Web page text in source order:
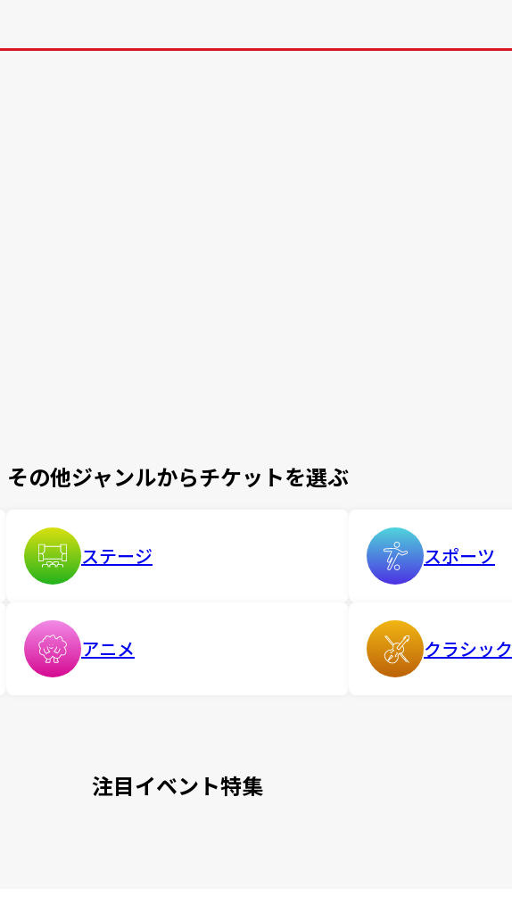
その他ジャンルからチケットを選ぶ
ステージ スポーツ
アニメ クラシック
注目イベント特集